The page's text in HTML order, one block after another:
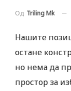
Од Triling Mk
Нашите
остане
но нема да
простор за